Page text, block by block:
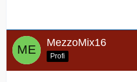
MezzoMix16
Profi